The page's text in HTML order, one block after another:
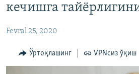
кечишга
Fevral 25, 2020
Ўртоқлашинг VPNсиз ўқиш